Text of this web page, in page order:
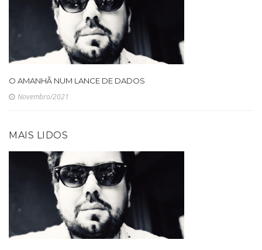
O AMANHÃ NUM LANCE DE DADOS
Novembro/2021
MAIS LIDOS